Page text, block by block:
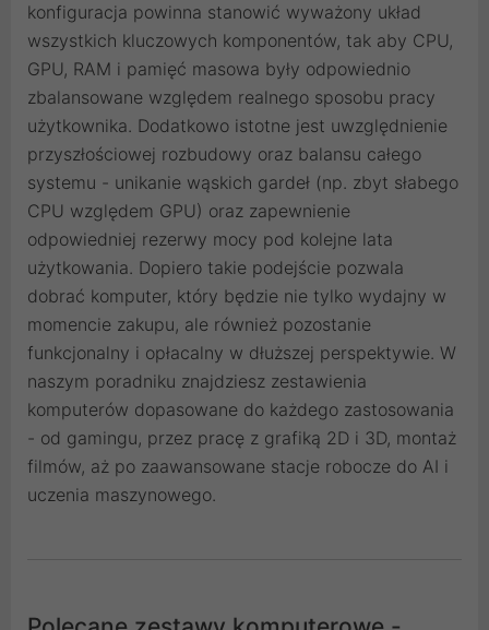
konfiguracja powinna stanowić wyważony układ
wszystkich kluczowych komponentów, tak aby CPU,
GPU, RAM i pamięć masowa były odpowiednio
zbalansowane względem realnego sposobu pracy
użytkownika. Dodatkowo istotne jest uwzględnienie
przyszłościowej rozbudowy oraz balansu całego
systemu - unikanie wąskich gardeł (np. zbyt słabego
CPU względem GPU) oraz zapewnienie
odpowiedniej rezerwy mocy pod kolejne lata
użytkowania. Dopiero takie podejście pozwala
dobrać komputer, który będzie nie tylko wydajny w
momencie zakupu, ale również pozostanie
funkcjonalny i opłacalny w dłuższej perspektywie. W
naszym poradniku znajdziesz zestawienia
komputerów dopasowane do każdego zastosowania
- od gamingu, przez pracę z grafiką 2D i 3D, montaż
filmów, aż po zaawansowane stacje robocze do AI i
uczenia maszynowego.